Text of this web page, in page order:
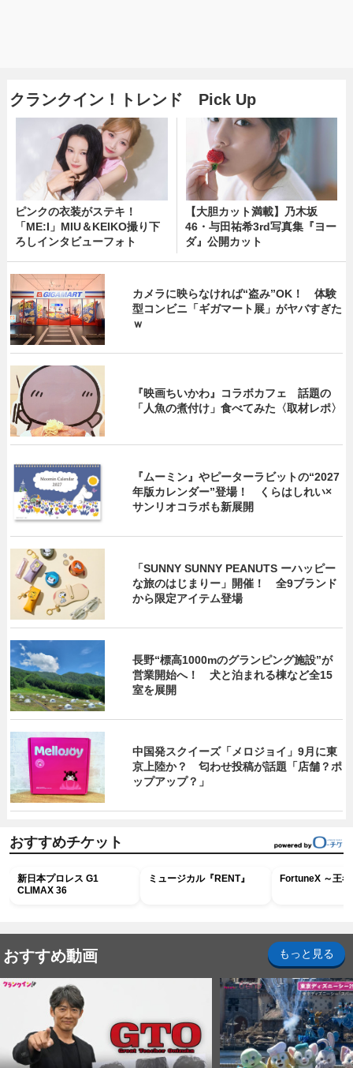
クランクイン！トレンド Pick Up
ピンクの衣装がステキ！
「ME:I」MIU＆KEIKO撮り下
ろしインタビューフォト
【大胆カット満載】乃木坂
46・与田祐希3rd写真集『ヨー
ダ』公開カット
カメラに映らなければ“盗み”OK！ 体験
型コンビニ「ギガマート展」がヤバすぎた
ｗ
『映画ちいかわ』コラボカフェ 話題の
「人魚の煮付け」食べてみた〈取材レポ〉
『ムーミン』やピーターラビットの“2027
年版カレンダー”登場！ くらはしれい×
サンリオコラボも新展開
「SUNNY SUNNY PEANUTS ーハッピー
な旅のはじまりー」開催！ 全9ブランド
から限定アイテム登場
長野“標高1000mのグランピング施設”が
営業開始へ！ 犬と泊まれる棟など全15
室を展開
中国発スクイーズ「メロジョイ」9月に東
京上陸か？ 匂わせ投稿が話題「店舗？ポ
ップアップ？」
おすすめチケット
新日本プロレス G1
CLIMAX 36
ミュージカル『RENT』 FortuneX ～王
おすすめ動画 もっと見る